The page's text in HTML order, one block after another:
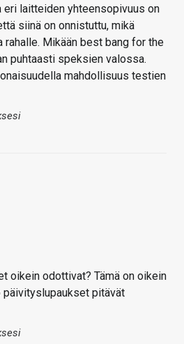
eri laitteiden yhteensopivuus on
siinä on onnistuttu, mikä
Mikään best bang for the
puhtaasti speksien valossa.
mahdollisuus testien
oikein odottivat? Tämä on oikein
päivityslupaukset pitävät